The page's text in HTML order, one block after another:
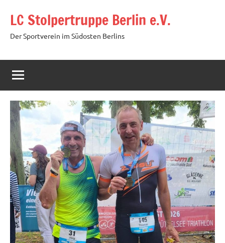
Inhalt
springen
LC Stolpertruppe Berlin e.V.
Der Sportverein im Südosten Berlins